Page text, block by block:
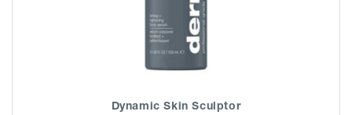
Dynamic Skin Sculptor